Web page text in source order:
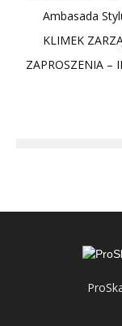
Ambasada
KLIMEK
ZAPROSZENIA –